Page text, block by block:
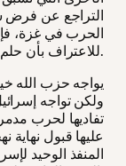
التراجع عن فرض
الحرب في غزة،
للاعتراف بأن حلم "النصر الكامل" قد وارى الثرى في غزة.
يواجه حزب الله
ولكن تواجه
تفاديها لحرب
عليها قبول نهاية
المنفذ الوحيد